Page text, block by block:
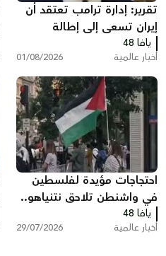
تقرير: إدارة ترامب تعتقد أن
إيران تسعى إلى إطالة
المفاوضات ودول خليجية
تدعو إلى تصعيد أمريكي
يافا 48
أخبار عالمية 01/08/2026
احتجاجات مؤيدة لفلسطين
في واشنطن تلاحق نتنياهو..
هتافات وصفارات إنذار أمام
مقر إقامته
يافا 48
أخبار عالمية 29/07/2026